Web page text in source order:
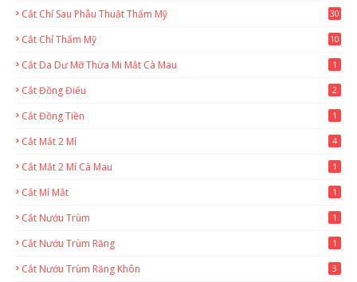
Cắt Chỉ Sau Phẫu Thuật Thẩm Mỹ 30
Cắt Chỉ Thẩm Mỹ 10
Cắt Da Dư Mỡ Thừa Mi Mắt Cà Mau 1
Cắt Đồng Điếu 2
Cắt Đồng Tiền 1
Cắt Mắt 2 Mí 4
Cắt Mắt 2 Mí Cà Mau 1
Cắt Mí Mắt 1
Cắt Nướu Trùm 1
Cắt Nướu Trùm Răng 1
Cắt Nướu Trùm Răng Khôn 3